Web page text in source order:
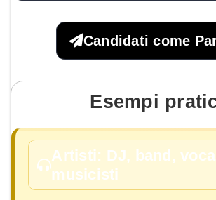
Candidati come
Esempi
Artisti: DJ, band,
musicisti